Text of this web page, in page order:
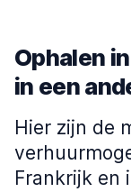
Ophalen
in een
Hier zijn de
Frankrijk en